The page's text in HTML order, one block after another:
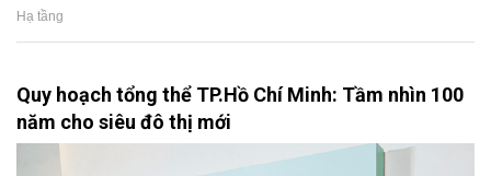
Hạ tầng
Quy hoạch tổng thể TP.Hồ Chí Minh: Tầm nhìn 100
năm cho siêu đô thị mới